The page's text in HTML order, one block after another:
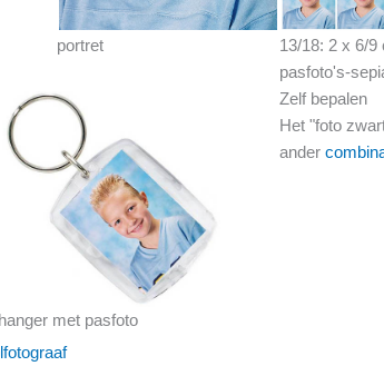
portret
13/18: 2 x 6/9
pasfoto's-
met pasfoto
Zelf bepalen
Het "foto
ander